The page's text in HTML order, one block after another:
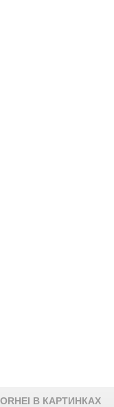
ORHEI В КАРТИНКАХ